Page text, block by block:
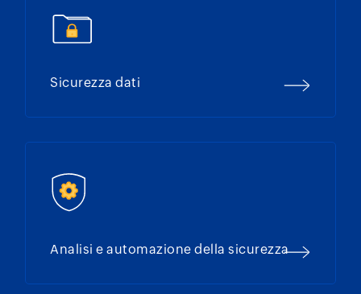
Sicurezza dati
Analisi e automazione della sicurezza